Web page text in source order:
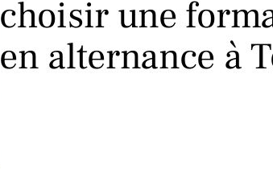
choisir une
en alternance à